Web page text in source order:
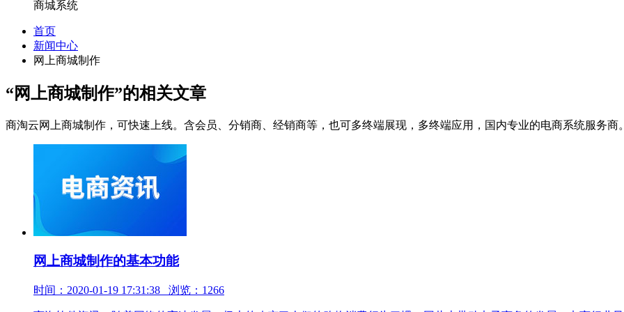
商城系统
首页
新闻中心
网上商城制作
“网上商城制作”的相关文章
商淘云网上商城制作，可快速上线。含会员、分销商、经销商等，也可多终端展现，多终端应用，国内专业的电商系统服务商
网上商城制作的基本功能
时间：2020-01-19 17:31:38 浏览：1266